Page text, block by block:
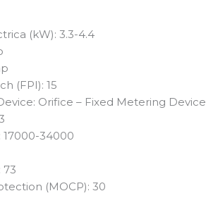
(kW): 3.3-4.4
(FPI): 15
Orifice – Fixed Metering Device
17000-34000
73
(MOCP): 30